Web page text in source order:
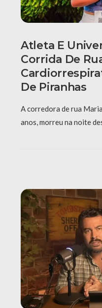
Atleta E
Corrida De
De Piranhas
A corredora de rua
anos, morreu na noite